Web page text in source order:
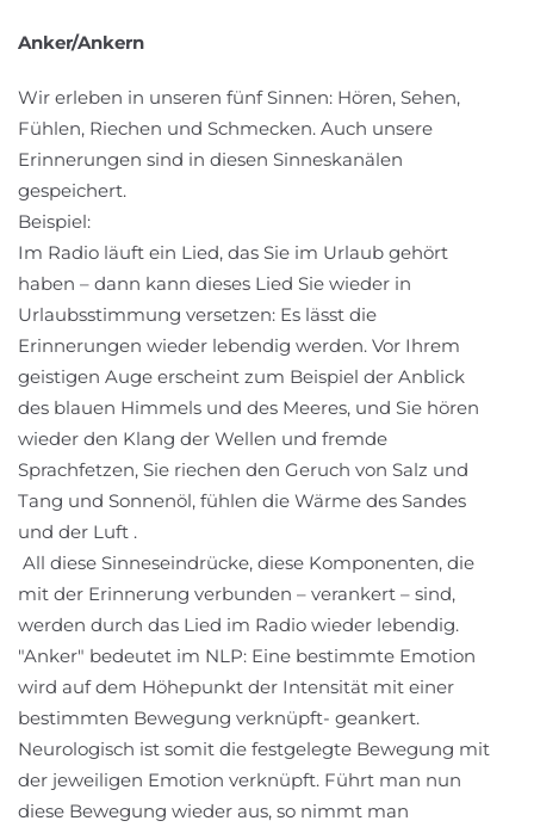
Anker/Ankern
Wir erleben in unseren fünf Sinnen: Hören, Sehen,
Fühlen, Riechen und Schmecken. Auch unsere
Erinnerungen sind in diesen Sinneskanälen
gespeichert.
Beispiel:
Im Radio läuft ein Lied, das Sie im Urlaub gehört
haben – dann kann dieses Lied Sie wieder in
Urlaubsstimmung versetzen: Es lässt die
Erinnerungen wieder lebendig werden. Vor Ihrem
geistigen Auge erscheint zum Beispiel der Anblick
des blauen Himmels und des Meeres, und Sie hören
wieder den Klang der Wellen und fremde
Sprachfetzen, Sie riechen den Geruch von Salz und
Tang und Sonnenöl, fühlen die Wärme des Sandes
und der Luft .
All diese Sinneseindrücke, diese Komponenten, die
mit der Erinnerung verbunden – verankert – sind,
werden durch das Lied im Radio wieder lebendig.
"Anker" bedeutet im NLP: Eine bestimmte Emotion
wird auf dem Höhepunkt der Intensität mit einer
bestimmten Bewegung verknüpft- geankert.
Neurologisch ist somit die festgelegte Bewegung mit
der jeweiligen Emotion verknüpft. Führt man nun
diese Bewegung wieder aus, so nimmt man